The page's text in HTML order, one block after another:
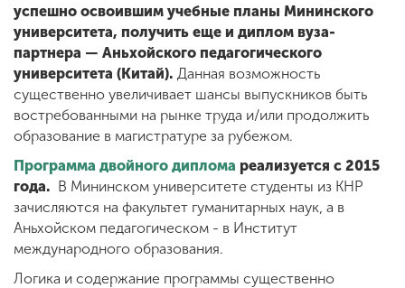
Приемная
комиссия
+7 (831) 262-26-20
успешно освоившим учебные планы Мининского
университета, получить еще и диплом вуза-
партнера — Аньхойского педагогического
университета (Китай). Данная возможность
существенно увеличивает шансы выпускников быть
востребованными на рынке труда и/или продолжить
образование в магистратуре за рубежом.
Программа двойного диплома реализуется с 2015
года. В Мининском университете студенты из КНР
зачисляются на факультет гуманитарных наук, а в
Аньхойском педагогическом - в Институт
международного образования.
Логика и содержание программы существенно